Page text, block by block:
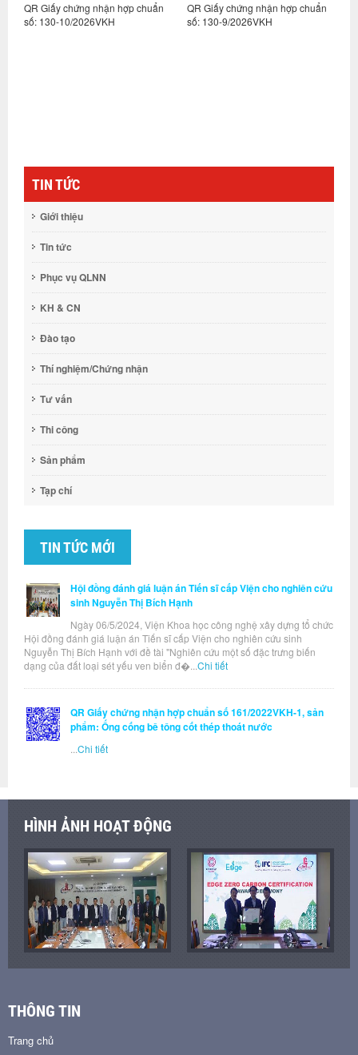
QR Giấy chứng nhận hợp chuẩn
số: 130-10/2026VKH
QR Giấy chứng nhận hợp chuẩn
số: 130-9/2026VKH
TIN TỨC
Giới thiệu
Tin tức
Phục vụ QLNN
KH & CN
Đào tạo
Thí nghiệm/Chứng nhận
Tư vấn
Thi công
Sản phẩm
Tạp chí
TIN TỨC MỚI
Hội đồng đánh giá luận án Tiến sĩ cấp Viện cho nghiên cứu
sinh Nguyễn Thị Bích Hạnh
Ngày 06/5/2024, Viện Khoa học công nghệ xây dựng tổ chức
Hội đồng đánh giá luận án Tiến sĩ cấp Viện cho nghiên cứu sinh
Nguyễn Thị Bích Hạnh với đề tài "Nghiên cứu một số đặc trưng biến
dạng của đất loại sét yếu ven biển đ�... Chi tiết
QR Giấy chứng nhận hợp chuẩn số 161/2022VKH-1, sản
phẩm: Ống cống bê tông cốt thép thoát nước
Chi tiết
HÌNH ẢNH HOẠT ĐỘNG
THÔNG TIN
Trang chủ